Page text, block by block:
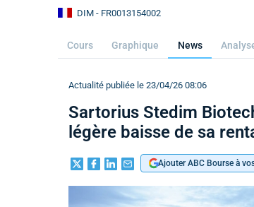
DIM - FR0013154002
Cours Graphique News
Actualité publiée le 23/04/26 08:06
Sartorius Stedim
légère baisse de sa
Ajouter ABC Bourse à